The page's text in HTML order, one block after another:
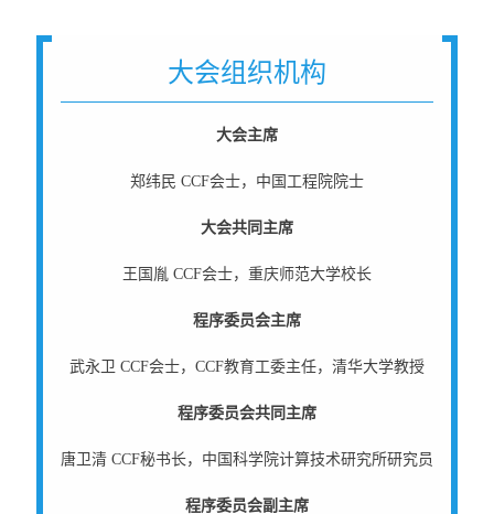
大会组织机构
大会主席
郑纬民 CCF会士，中国工程院院士
大会共同主席
王国胤 CCF会士，重庆师范大学校长
程序委员会主席
武永卫 CCF会士，CCF教育工委主任，清华大学教授
程序委员会共同主席
唐卫清 CCF秘书长，中国科学院计算技术研究所研究员
程序委员会副主席